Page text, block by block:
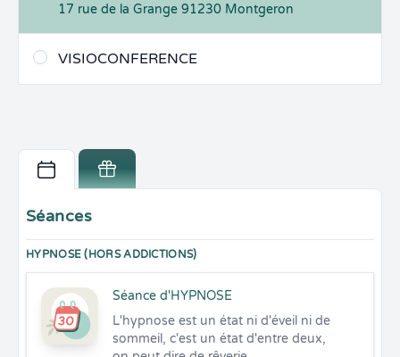
17 rue de la Grange 91230 Montgeron
VISIOCONFERENCE
Séances
HYPNOSE (HORS ADDICTIONS)
Séance d'HYPNOSE
L'hypnose est un état ni d'éveil ni de
sommeil, c'est un état d'entre deux,